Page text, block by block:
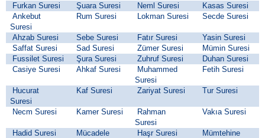
Furkan Suresi Şuara Suresi Neml Suresi
Kasas Suresi
Ankebut
Suresi
Rum Suresi Lokman Suresi Secde Suresi
Ahzab Suresi Sebe Suresi Fatır Suresi
Yasin Suresi
Saffat Suresi
Sad Suresi Zümer Suresi
Mümin Suresi
Fussilet Suresi
Şura Suresi Zuhruf Suresi
Duhan Suresi
Casiye Suresi
Ahkaf Suresi
Muhammed
Suresi
Fetih Suresi
Hucurat
Suresi
Kaf Suresi Zariyat Suresi Tur Suresi
Necm Suresi Kamer Suresi
Rahman
Suresi
Vakıa Suresi
Hadid Suresi
Mücadele
Haşr Suresi
Mümtehine